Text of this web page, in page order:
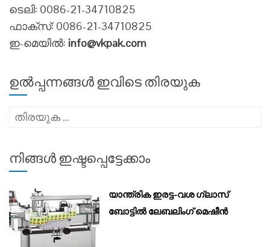
ടെലി: 0086-21-34710825
ഫാക്സ്: 0086-21-34710825
ഇ-മെയിൽ: info@vkpak.com
ഉൽപ്പന്നങ്ങൾ ഇവിടെ തിരയുക
അനേഷിക്കുക
നിങ്ങൾ ഇഷ്ടപ്പെട്ടേക്കാം
യാന്ത്രിക ഇരട്ട-വശ ഗ്ലാസ്
ബോട്ടിൽ ലേബലിംഗ് മെഷീൻ